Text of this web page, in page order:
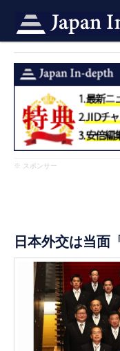
※ スポンサー
日本外交は当面